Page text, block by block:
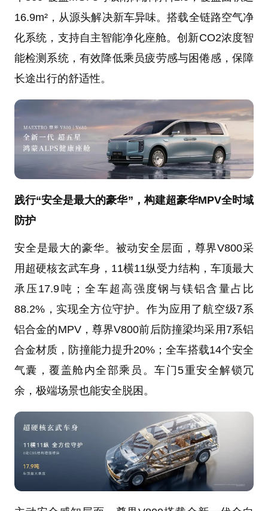
16.9m²，从源头解决新车异味。搭载全链路空气净
化系统，支持自主智能净化座舱。创新CO2浓度智
能检测系统，有效降低乘员疲劳感与困倦感，保障
长途出行的舒适性。
践行“安全是最大的豪华”，构建超豪华MPV全时域
防护
安全是最大的豪华。被动安全层面，尊界V800采
用超硬核玄武车身，11横11纵受力结构，车顶最大
承压17.9吨；全车超高强度钢与镁铝含量占比
88.2%，实现全方位守护。作为应用了航空级7系
铝合金的MPV，尊界V800前后防撞梁均采用7系铝
合金材质，防撞能力提升20%；全车搭载14个安全
气囊，覆盖舱内全部乘员。车门5重安全解锁冗
余，极端场景也能安全脱困。